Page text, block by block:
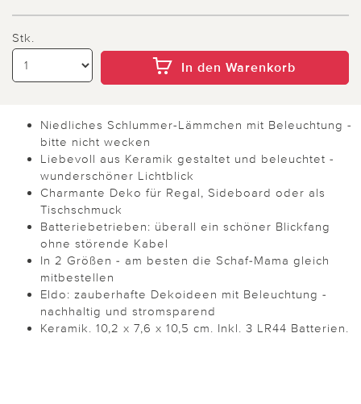
Stk.
In den Warenkorb
Niedliches Schlummer-Lämmchen mit Beleuchtung -
bitte nicht wecken
Liebevoll aus Keramik gestaltet und beleuchtet -
wunderschöner Lichtblick
Charmante Deko für Regal, Sideboard oder als
Tischschmuck
Batteriebetrieben: überall ein schöner Blickfang
ohne störende Kabel
In 2 Größen - am besten die Schaf-Mama gleich
mitbestellen
Eldo: zauberhafte Dekoideen mit Beleuchtung -
nachhaltig und stromsparend
Keramik. 10,2 x 7,6 x 10,5 cm. Inkl. 3 LR44 Batterien.